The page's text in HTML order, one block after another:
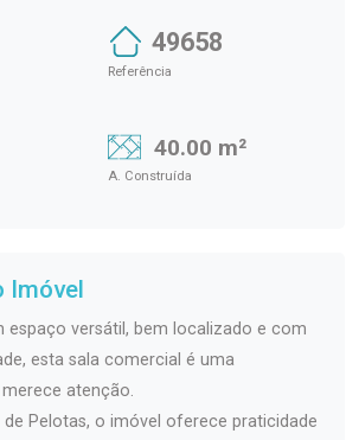
49658
Referência
40.00 m²
A. Construída
Imóvel
espaço versátil, bem localizado e com
esta sala comercial é uma
atenção.
Pelotas, o imóvel oferece praticidade